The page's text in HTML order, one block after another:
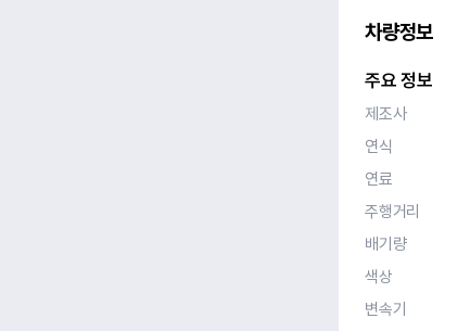
차량정보
주요 정보
제조사
연식
연료
주행거리
배기량
색상
변속기